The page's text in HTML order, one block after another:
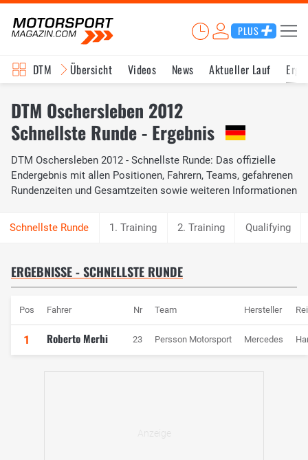
PLUS
DTM Übersicht Videos News Aktueller Lauf
DTM Oschersleben 2012
Schnellste Runde - Ergebnis
DTM Oschersleben 2012 - Schnellste Runde: Das offizielle
Endergebnis mit allen Positionen, Fahrern, Teams, gefahrenen
Rundenzeiten und Gesamtzeiten sowie weiteren Informationen
1. Training 2. Training Qualifying
ERGEBNISSE - SCHNELLSTE RUNDE
Pos Fahrer Nr Team Hersteller
1 Roberto Merhi 23 Persson Motorsport Mercedes